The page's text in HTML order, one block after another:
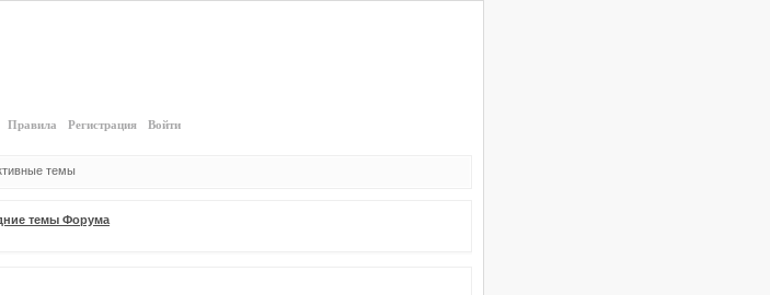
Правила Регистрация Войти
темы
темы Форума